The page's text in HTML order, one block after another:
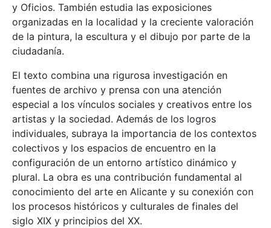
y Oficios. También estudia las exposiciones
organizadas en la localidad y la creciente valoración
de la pintura, la escultura y el dibujo por parte de la
ciudadanía.
El texto combina una rigurosa investigación en
fuentes de archivo y prensa con una atención
especial a los vínculos sociales y creativos entre los
artistas y la sociedad. Además de los logros
individuales, subraya la importancia de los contextos
colectivos y los espacios de encuentro en la
configuración de un entorno artístico dinámico y
plural. La obra es una contribución fundamental al
conocimiento del arte en Alicante y su conexión con
los procesos históricos y culturales de finales del
siglo XIX y principios del XX.